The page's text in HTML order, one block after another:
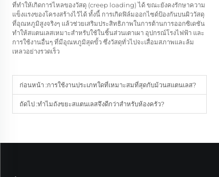
ที่ทำให้เกิดการไหลของวัสดุ (creep loading) ได้ ขณะยังคงรักษาความ
แข็งแรงของโครงสร้างไว้ได้ ทั้งนี้ การเกิดฟิล์มออกไซด์ป้องกันบนผิววัสดุ
ที่อุณหภูมิสูงจริงๆ แล้วช่วยเสริมประสิทธิภาพในการต้านการออกซิเดชัน
ทำให้สแตนเลสเหมาะสำหรับใช้ในชิ้นส่วนเตาเผา อุปกรณ์โรงไฟฟ้า และ
การใช้งานอื่นๆ ที่มีอุณหภูมิสุดขั้ว ซึ่งวัสดุทั่วไปจะเสื่อมสภาพและล้ม
เหลวอย่างรวดเร็ว
ก่อนหน้า :การใช้งานประเภทใดที่เหมาะสมที่สุดกับม้วนสแตนเลส?
ถัดไป :ทำไมถังขยะสแตนเลสจึงดีกว่าสำหรับห้องครัว?